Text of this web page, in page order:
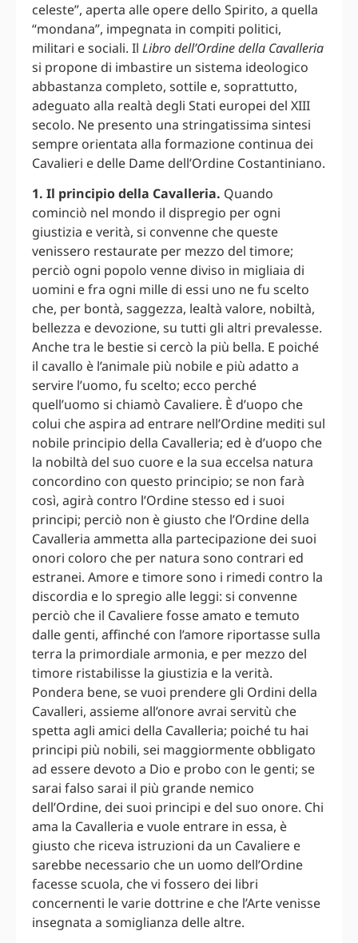
celeste”, aperta alle opere dello Spirito, a quella
“mondana”, impegnata in compiti politici,
militari e sociali. Il Libro dell’Ordine della Cavalleria
si propone di imbastire un sistema ideologico
abbastanza completo, sottile e, soprattutto,
adeguato alla realtà degli Stati europei del XIII
secolo. Ne presento una stringatissima sintesi
sempre orientata alla formazione continua dei
Cavalieri e delle Dame dell’Ordine Costantiniano.
1. Il principio della Cavalleria. Quando
cominciò nel mondo il dispregio per ogni
giustizia e verità, si convenne che queste
venissero restaurate per mezzo del timore;
perciò ogni popolo venne diviso in migliaia di
uomini e fra ogni mille di essi uno ne fu scelto
che, per bontà, saggezza, lealtà valore, nobiltà,
bellezza e devozione, su tutti gli altri prevalesse.
Anche tra le bestie si cercò la più bella. E poiché
il cavallo è l’animale più nobile e più adatto a
servire l’uomo, fu scelto; ecco perché
quell’uomo si chiamò Cavaliere. È d’uopo che
colui che aspira ad entrare nell’Ordine mediti sul
nobile principio della Cavalleria; ed è d’uopo che
la nobiltà del suo cuore e la sua eccelsa natura
concordino con questo principio; se non farà
così, agirà contro l’Ordine stesso ed i suoi
principi; perciò non è giusto che l’Ordine della
Cavalleria ammetta alla partecipazione dei suoi
onori coloro che per natura sono contrari ed
estranei. Amore e timore sono i rimedi contro la
discordia e lo spregio alle leggi: si convenne
perciò che il Cavaliere fosse amato e temuto
dalle genti, affinché con l’amore riportasse sulla
terra la primordiale armonia, e per mezzo del
timore ristabilisse la giustizia e la verità.
Pondera bene, se vuoi prendere gli Ordini della
Cavalleri, assieme all’onore avrai servitù che
spetta agli amici della Cavalleria; poiché tu hai
principi più nobili, sei maggiormente obbligato
ad essere devoto a Dio e probo con le genti; se
sarai falso sarai il più grande nemico
dell’Ordine, dei suoi principi e del suo onore. Chi
ama la Cavalleria e vuole entrare in essa, è
giusto che riceva istruzioni da un Cavaliere e
sarebbe necessario che un uomo dell’Ordine
facesse scuola, che vi fossero dei libri
concernenti le varie dottrine e che l’Arte venisse
insegnata a somiglianza delle altre.